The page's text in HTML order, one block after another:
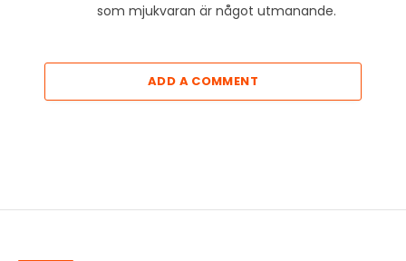
som mjukvaran är något utmanande.
ADD A COMMENT